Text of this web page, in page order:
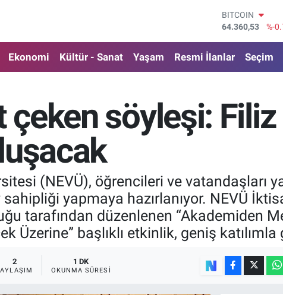
DOLAR
47,7069
%0.17
55,0265
%0.01
STERLİN
64,1897
%0.02
BİST100
13.887
%64
Ekonomi Kültür - Sanat Yaşam Resmi İlanlar Seçim
çeken söyleşi: Filiz
(NEVÜ), öğrencileri ve vatandaşları
yapmaya hazırlanıyor. NEVÜ
tarafından düzenlenen “Akademiden
Üzerine” başlıklı etkinlik, geniş
2 1 DK
OKUNMA SÜRESI